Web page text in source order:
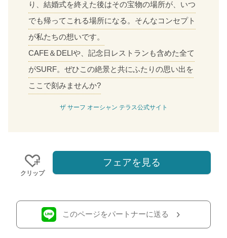
おトクな特典つきフェア
8/8 (土) 残◯
【来館特典】
フェア一覧
り、結婚式を終えた後はその宝物の場所が、いつ
でも帰ってこれる場所になる。そんなコンセプト
が私たちの想いです。
CAFE＆DELIや、記念日レストランも含めた全て
がSURF。ぜひこの絶景と共にふたりの思い出を
ここで刻みませんか?
ザ サーフ オーシャン テラス公式サイト
クリップ
フェアを見る
このページをパートナーに送る